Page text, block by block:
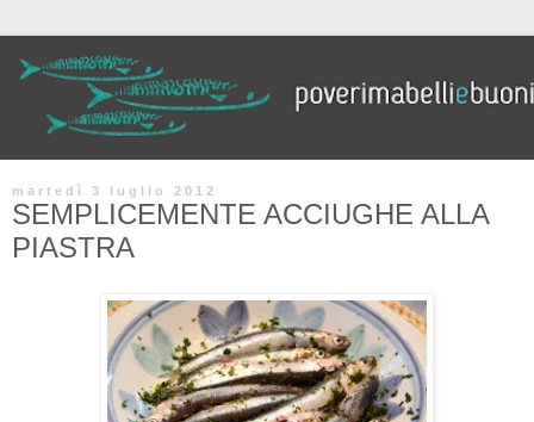
martedì 3 luglio 2012
SEMPLICEMENTE ACCIUGHE ALLA
PIASTRA